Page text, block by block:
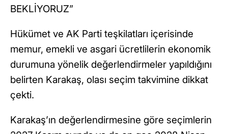
BEKLİYORUZ”
Hükümet ve AK Parti teşkilatları içerisinde
memur, emekli ve asgari ücretlilerin ekonomik
durumuna yönelik değerlendirmeler yapıldığını
belirten Karakaş, olası seçim takvimine dikkat
çekti.
Karakaş’ın değerlendirmesine göre seçimlerin